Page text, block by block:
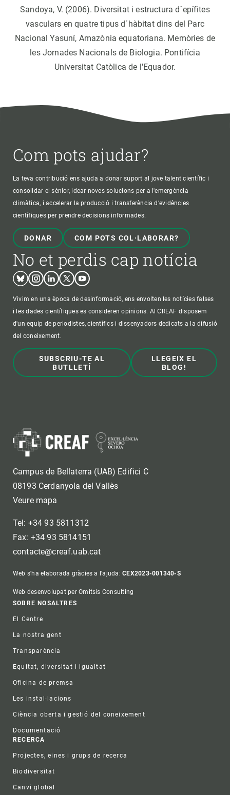
Sandoya, V. (2006). Diversitat i estructura d´epífites
vasculars en quatre tipus d´hàbitat dins del Parc
Nacional Yasuní, Amazònia equatoriana. Memòries de
les Jornades Nacionals de Biologia. Pontifícia
Universitat Catòlica de l'Equador.
Com pots ajudar?
La teva contribució ens ajuda a donar suport al jove talent científic i
consolidar el sènior, idear noves solucions per a l'emergència
climàtica, i accelerar la producció i transferència d’evidències
científiques per prendre decisions informades.
DONAR COM POTS COL·LABORAR?
No et perdis cap notícia
BlueskyInstagram
LinkedinTwitterYoutube
Vivim en una època de desinformació, ens envolten les notícies falses
i les dades científiques es consideren opinions. Al CREAF disposem
d'un equip de periodistes, científics i dissenyadors dedicats a la difusió
del coneixement.
SUBSCRIU-TE AL
BUTLLETÍ
LLEGEIX EL
BLOG!
Campus de Bellaterra (UAB) Edifici C
08193 Cerdanyola del Vallès
Veure mapa
Tel: +34 93 5811312
Fax: +34 93 5814151
contacte@creaf.uab.cat
Web s'ha elaborada gràcies a l'ajuda:CEX2023-001340-S
Web desenvolupat per Omitsis Consulting
Footer
SOBRE NOSALTRES
El Centre
La nostra gent
Transparència
Equitat, diversitat i igualtat
Oficina de premsa
Les instal·lacions
Ciència oberta i gestió del coneixement
Documentació
RECERCA
Projectes, eines i grups de recerca
Biodiversitat
Canvi global